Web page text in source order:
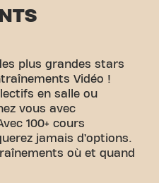
plus grandes stars
Vidéo !
en salle ou
vous avec
100+ cours
jamais d’options.
où et quand